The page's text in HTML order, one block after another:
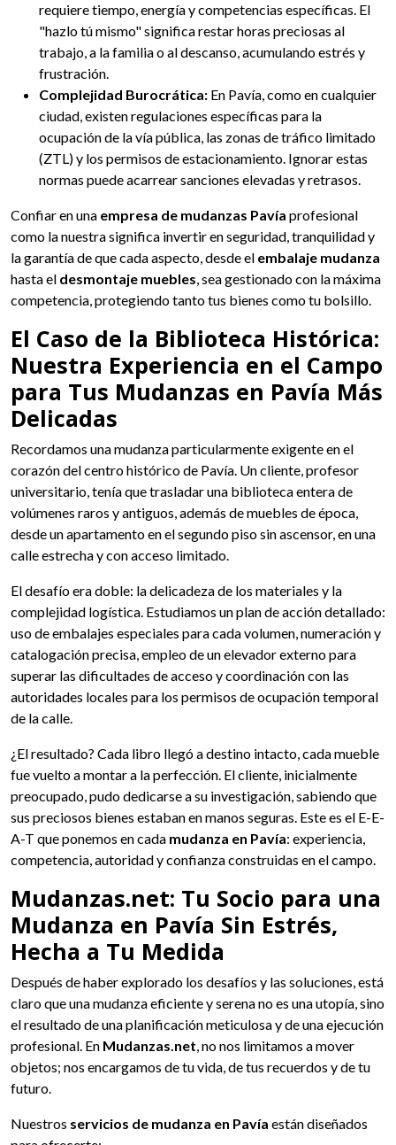
requiere tiempo, energía y competencias específicas. El
"hazlo tú mismo" significa restar horas preciosas al
trabajo, a la familia o al descanso, acumulando estrés y
frustración.
Complejidad Burocrática: En Pavía, como en cualquier
ciudad, existen regulaciones específicas para la
ocupación de la vía pública, las zonas de tráfico limitado
(ZTL) y los permisos de estacionamiento. Ignorar estas
normas puede acarrear sanciones elevadas y retrasos.
Confiar en una empresa de mudanzas Pavía profesional
como la nuestra significa invertir en seguridad, tranquilidad y
la garantía de que cada aspecto, desde el embalaje mudanza
hasta el desmontaje muebles, sea gestionado con la máxima
competencia, protegiendo tanto tus bienes como tu bolsillo.
El Caso de la Biblioteca Histórica:
Nuestra Experiencia en el Campo
para Tus Mudanzas en Pavía Más
Delicadas
Recordamos una mudanza particularmente exigente en el
corazón del centro histórico de Pavía. Un cliente, profesor
universitario, tenía que trasladar una biblioteca entera de
volúmenes raros y antiguos, además de muebles de época,
desde un apartamento en el segundo piso sin ascensor, en una
calle estrecha y con acceso limitado.
El desafío era doble: la delicadeza de los materiales y la
complejidad logística. Estudiamos un plan de acción detallado:
uso de embalajes especiales para cada volumen, numeración y
catalogación precisa, empleo de un elevador externo para
superar las dificultades de acceso y coordinación con las
autoridades locales para los permisos de ocupación temporal
de la calle.
¿El resultado? Cada libro llegó a destino intacto, cada mueble
fue vuelto a montar a la perfección. El cliente, inicialmente
preocupado, pudo dedicarse a su investigación, sabiendo que
sus preciosos bienes estaban en manos seguras. Este es el E-E-
A-T que ponemos en cada mudanza en Pavía: experiencia,
competencia, autoridad y confianza construidas en el campo.
Mudanzas.net: Tu Socio para una
Mudanza en Pavía Sin Estrés,
Hecha a Tu Medida
Después de haber explorado los desafíos y las soluciones, está
claro que una mudanza eficiente y serena no es una utopía, sino
el resultado de una planificación meticulosa y de una ejecución
profesional. En Mudanzas.net, no nos limitamos a mover
objetos; nos encargamos de tu vida, de tus recuerdos y de tu
futuro.
Nuestros servicios de mudanza en Pavía están diseñados